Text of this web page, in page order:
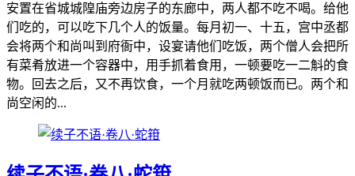
安置在省城城隍庙旁边房子的东廊中，两人都不吃不喝。给他
们吃的，可以吃下几个人的饭量。每月初一、十五，宫中丞都
会将两个和尚叫到府衙中，设宴请他们吃饭，两个僧人会把所
有菜肴放进一个容器中，用手抓着食用，一顿要吃一二斛的食
物。回去之后，又不再饮食，一个月就吃两顿饭而已。两个和
尚空闲的...